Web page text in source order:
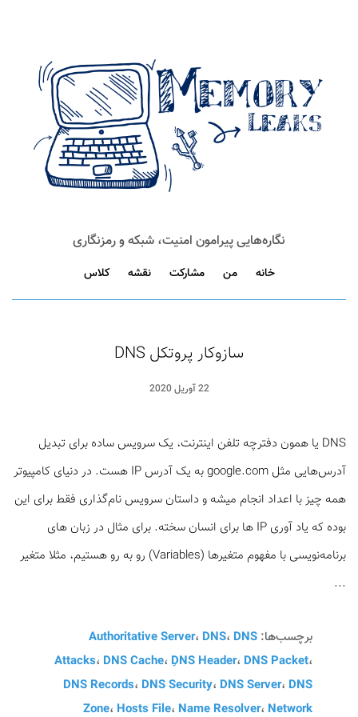
نگاره‌هایی پیرامون امنیت، شبکه و رمزنگاری
خانه من مشارکت نقشه کلاس
سازوکار پروتکل DNS
22 آوریل 2020
DNS یا همون دفترچه­ تلفن اینترنت، یک سرویس ساده برای تبدیل
آدرس­‌هایی مثل google.com به یک آدرس IP هست. در دنیای کامپیوتر
همه ­چیز با اعداد انجام میشه و داستان سرویس نام­‌گذاری فقط برای این
بوده که یاد آوری IP ها برای انسان سخته. برای مثال در زبان ­های
برنامه‌نویسی با مفهوم متغیرها (Variables) رو به رو هستیم، مثلا متغیر
...
برچسب‌ها: Authoritative Server، DNS، DNS
Attacks، DNS Cache، ِDNS Header، DNS Packet،
DNS Records، DNS Security، DNS Server، DNS
Zone، Hosts File، Name Resolver، Network